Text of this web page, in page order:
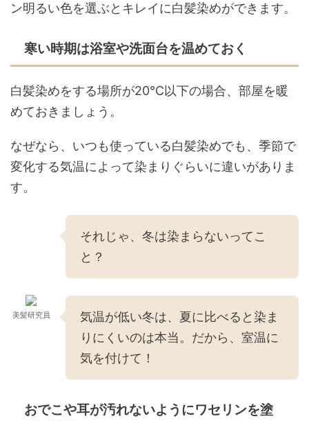
ン明るい色を選ぶとキレイに白髪染めができます。
寒い時期は浴室や洗面台を温めておく
白髪染めをする場所が20℃以下の場合、部屋を暖
めておきましょう。
なぜなら、いつも使っている白髪染めでも、季節で
変化する気温によって染まりぐらいに違いがありま
す。
それじゃ、冬は染まらないってこ
と？
美髪研究員
気温が低い冬は、夏に比べると染ま
りにくいのは本当。だから、室温に
気を付けて！
おでこや耳が汚れないようにワセリンを塗